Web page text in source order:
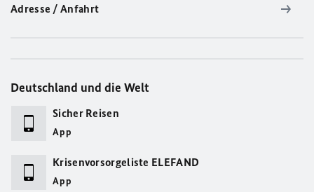
Adresse / Anfahrt
Deutschland und die Welt
Sicher Reisen
App
Krisenvorsorgeliste ELEFAND
App